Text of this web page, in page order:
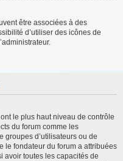
être associées à des
d’utiliser des icônes de
le plus haut niveau de contrôle
du forum comme les
groupes d’utilisateurs ou de
le fondateur du forum a attribuées
avoir toutes les capacités de